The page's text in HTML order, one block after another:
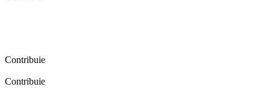
Contribuie
Contribuie